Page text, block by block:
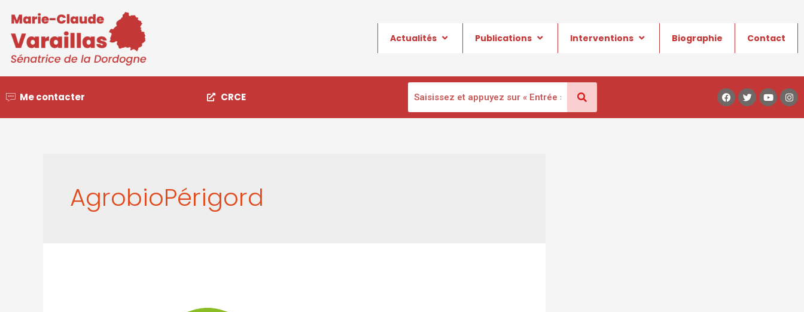
Actualités Publications Interventions Biographie Contact
Me contacter CRCE
AgrobioPérigord